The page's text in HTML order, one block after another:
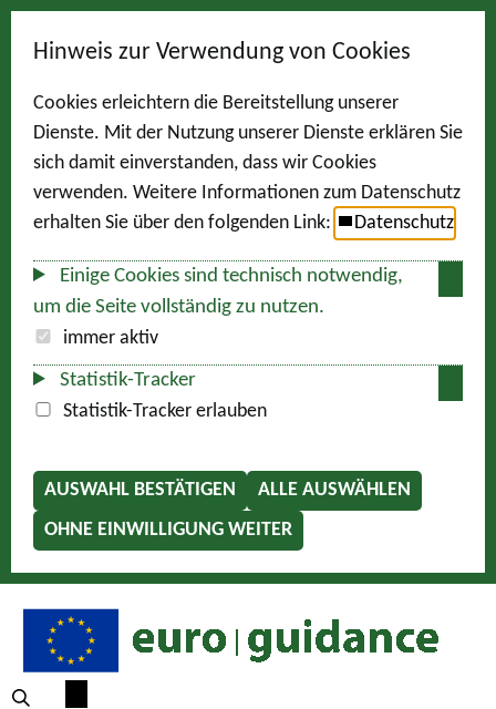
Hinweis zur Verwendung von Cookies
Cookies erleichtern die Bereitstellung unserer
Dienste. Mit der Nutzung unserer Dienste erklären Sie
sich damit einverstanden, dass wir Cookies
verwenden. Weitere Informationen zum Datenschutz
erhalten Sie über den folgenden Link:
Datenschutz
Einige Cookies sind technisch notwendig,
um die Seite vollständig zu nutzen.
immer aktiv
Statistik-Tracker
Statistik-Tracker erlauben
AUSWAHL BESTÄTIGEN
ALLE AUSWÄHLEN
OHNE EINWILLIGUNG WEITER